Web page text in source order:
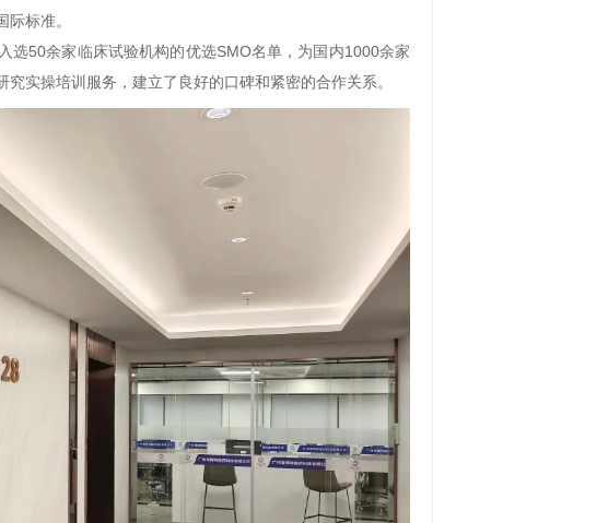
标准。
选50余家临床试验机构的优选SMO名单，为国内1000余家
实操培训服务，建立了良好的口碑和紧密的合作关系。